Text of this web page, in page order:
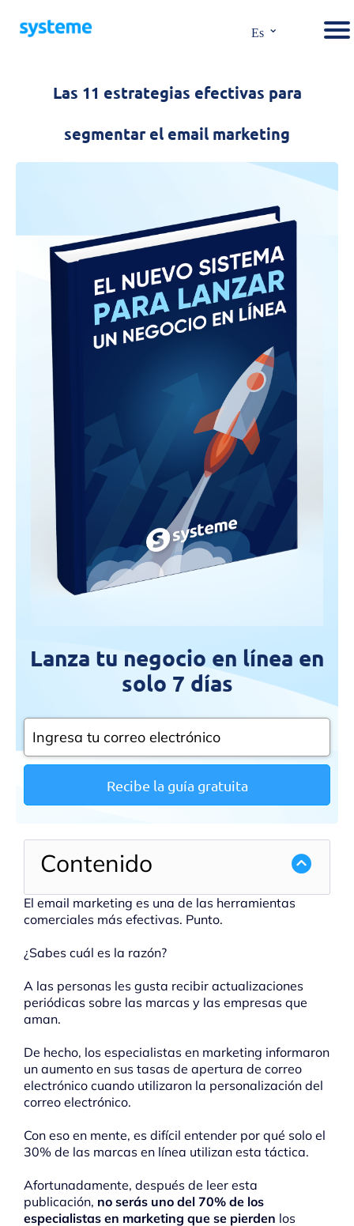
Es ⌄
Las 11 estrategias efectivas para
segmentar el email marketing
Lanza tu negocio en línea en
solo 7 días
Recibe la guía gratuita
Contenido
El email marketing es una de las herramientas
comerciales más efectivas. Punto.
¿Sabes cuál es la razón?
A las personas les gusta recibir actualizaciones
periódicas sobre las marcas y las empresas que
aman.
De hecho, los especialistas en marketing informaron
un aumento en sus tasas de apertura de correo
electrónico cuando utilizaron la personalización del
correo electrónico.
Con eso en mente, es difícil entender por qué solo el
30% de las marcas en línea utilizan esta táctica.
Afortunadamente, después de leer esta
publicación, no serás uno del 70% de los
especialistas en marketing que se pierden los